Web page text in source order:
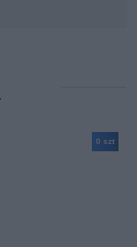
0 szt